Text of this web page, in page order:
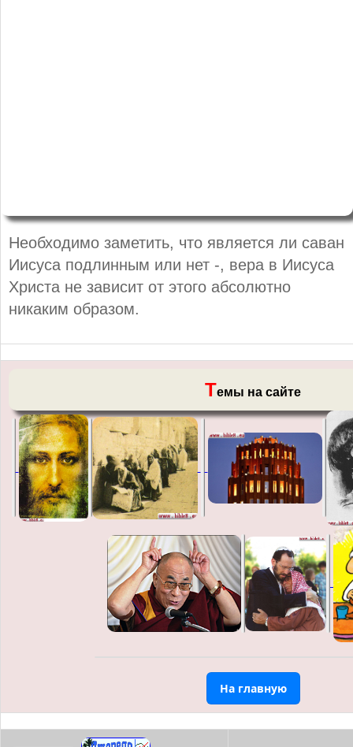
Необходимо заметить, что является ли саван
Иисуса подлинным или нет -, вера в Иисуса
Христа не зависит от этого абсолютно
никаким образом.
Темы на сайте
На главную